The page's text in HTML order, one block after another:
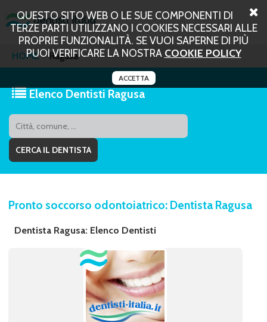
QUESTO SITO WEB O LE SUE COMPONENTI DI
TERZE PARTI UTILIZZANO I COOKIES NECESSARI ALLE
PROPRIE FUNZIONALITÀ. SE VUOI SAPERNE DI PIÙ
PUOI VERIFICARE LA NOSTRA COOKIE POLICY
ACCETTA
HOME Ragusa
Elenco Dentisti Ragusa
Pronto soccorso odontoiatrico: Dentista Ragusa
Dentista Ragusa: Elenco Dentisti